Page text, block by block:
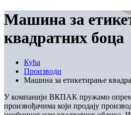
Машина за
квадратних боца
Кућа
Производи
Машина за етикетирање
У компанији ВКПАК пружамо
произвођачима који продају